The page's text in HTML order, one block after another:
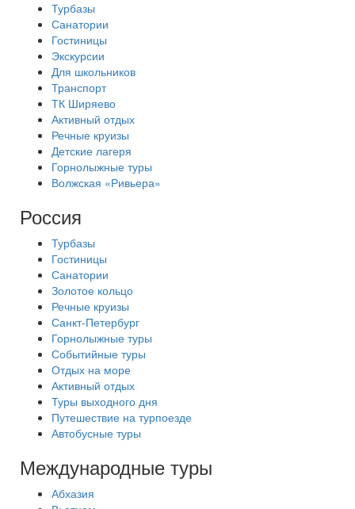
Турбазы
Санатории
Гостиницы
Экскурсии
Для школьников
Транспорт
ТК Ширяево
Активный отдых
Речные круизы
Детские лагеря
Горнолыжные туры
Волжская «Ривьера»
Россия
Турбазы
Гостиницы
Санатории
Золотое кольцо
Речные круизы
Санкт-Петербург
Горнолыжные туры
Событийные туры
Отдых на море
Активный отдых
Туры выходного дня
Путешествие на турпоезде
Автобусные туры
Международные туры
Абхазия